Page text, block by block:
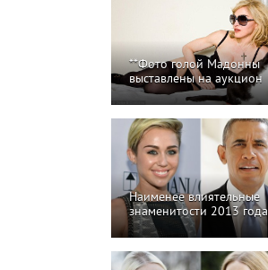
**Фото голой Мадонны
выставлены на аукцион
Наименее влиятельные
знаменитости 2013 года